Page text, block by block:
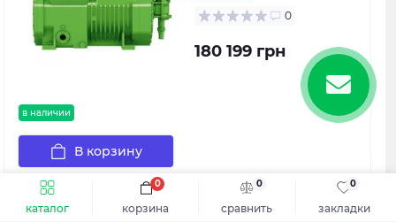
каталог сравнить
0
закладки
0
корзина
0
в наличии
0
180 199 грн
В корзину